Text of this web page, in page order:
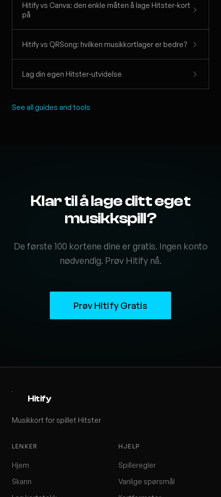
Hitify vs Canva: den enkle måten å lage Hitster-kort
på
Hitify vs QRSong: hvilken musikkortlager er bedre?
Lag din egen Hitster-utvidelse
See all guides and tools
Klar til å lage ditt eget
musikkspill?
De første 100 kortene dine er gratis. Ingen konto
nødvendig. Prøv Hitify nå.
Prøv Hitify Gratis
Hitify
Musikkort for spillet Hitster
LENKER
Hjem
Skann
HJELP
Spilleregler
Vanlige spørsmål